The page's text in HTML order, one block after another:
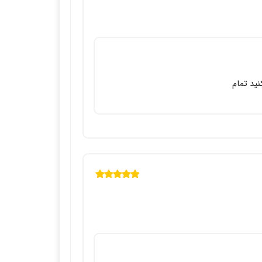
تمام